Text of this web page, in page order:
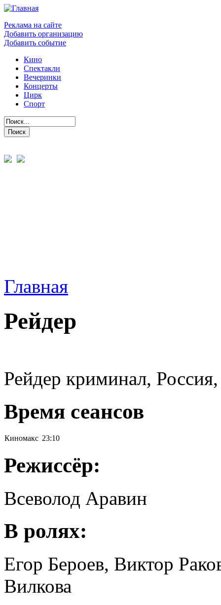
Реклама на сайте
Добавить организацию
Добавить событие
Кино
Спектакли
Вечеринки
Концерты
Цирк
Спорт
Главная
Рейдер
Рейдер криминал,
Время сеансов
Киномакс 23:10
Режиссёр:
Всеволод Аравин
В ролях:
Егор Бероев, Виктор
Вилкова